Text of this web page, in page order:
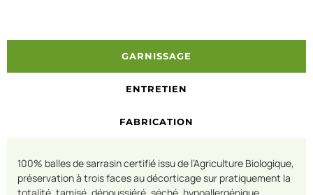
GARNISSAGE
ENTRETIEN
FABRICATION
100% balles de sarrasin certifié issu de l’Agriculture Biologique,
préservation à trois faces au décorticage sur pratiquement la
totalité, tamisé, dépoussiéré, séché, hypoallergénique.